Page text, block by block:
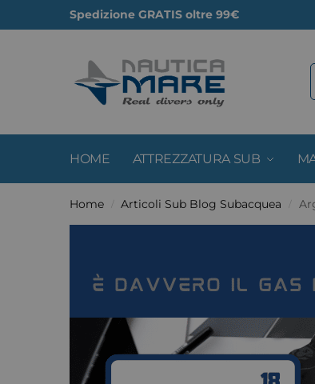
Spedizione GRATIS oltre 99€
HOME ATTREZZATURA SUB
Home Articoli Sub Blog Subacquea